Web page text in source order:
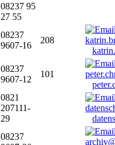
08237 95
27 55
08237
9607-16
208
08237
9607-12
101
0821
207111-
29
08237